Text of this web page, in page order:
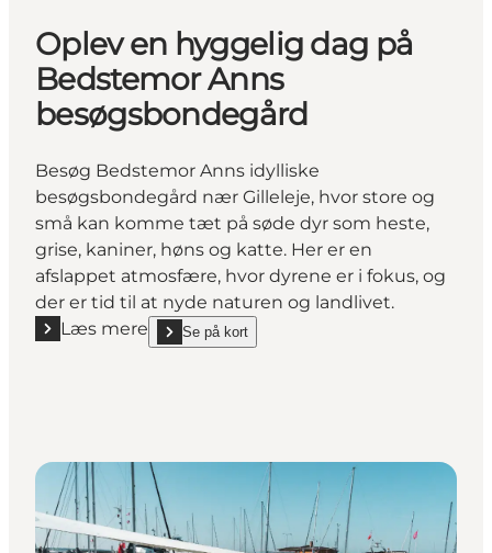
Oplev en hyggelig dag på
Bedstemor Anns
besøgsbondegård
Besøg Bedstemor Anns idylliske
besøgsbondegård nær Gilleleje, hvor store og
små kan komme tæt på søde dyr som heste,
grise, kaniner, høns og katte. Her er en
afslappet atmosfære, hvor dyrene er i fokus, og
der er tid til at nyde naturen og landlivet.
Læs mere
Læs mere "Oplev en hyggelig dag på Bedstemor
Se på kort
show Oplev en hyggelig dag på Bedstemor Anns